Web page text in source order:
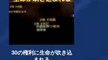
30の権利に生命が吹き込